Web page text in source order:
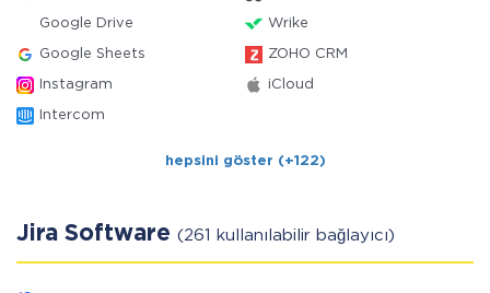
Google Drive Wrike
Google Sheets ZOHO CRM
Instagram iCloud
Intercom
hepsini göster (+122)
Jira Software (261 kullanılabilir bağlayıcı)